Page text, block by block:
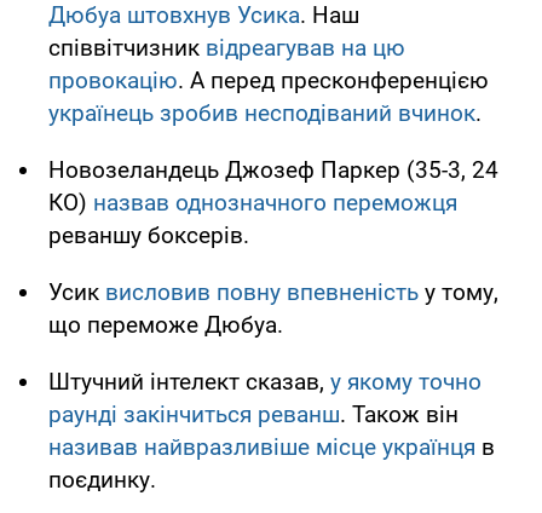
Дюбуа штовхнув Усика. Наш
співвітчизник відреагував на цю
провокацію. А перед пресконференцією
українець зробив несподіваний вчинок.
Новозеландець Джозеф Паркер (35-3, 24
КО) назвав однозначного переможця
реваншу боксерів.
Усик висловив повну впевненість у тому,
що переможе Дюбуа.
Штучний інтелект сказав, у якому точно
раунді закінчиться реванш. Також він
називав найвразливіше місце українця в
поєдинку.